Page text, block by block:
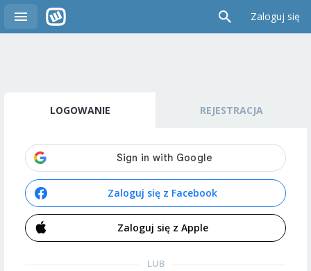
Zaloguj się
LOGOWANIE REJESTRACJA
Zaloguj się z Facebook
Zaloguj się z Apple
LUB